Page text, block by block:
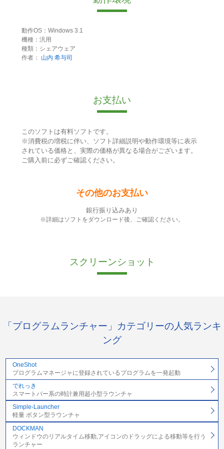
動作OS：Windows 3.1
機種：汎用
種類：シェアウェア
作者：
山内 希与司
お支払い
このソフトは有料ソフトです。
※消費税の増税に伴い、ソフト詳細説明や動作環境等に表示
されている価格と、実際の価格が異なる場合がございます。
ご購入前に必ずご確認ください。
その他のお支払い
銀行振り込みあり
※詳細はソフトをダウンロード後、ご確認ください。
スクリーンショット
「プログラムランチャー」カテゴリーの人気ランキ
ング
OneShot
プログラムマネージャに登録されているプログラムを一発起動
でれっき
スマートバー系の時計兼用超小型ラウンチャ
Simple-Launcher
軽量 ボタン型ラウンチャ
DOCKMAN
ウィンドウのリアルタイム移動,アイコンのドラッグによる移動等を行う
ランチャー